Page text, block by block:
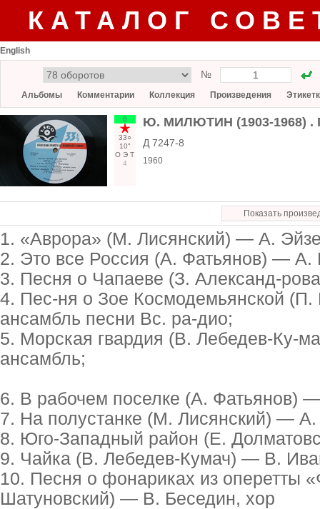
КАТАЛОГ
English
№
Альбомы Комментарии Коллекция Произведения
6
33○
10"
О Э Т
4
Ю. МИЛЮТИН (1903-1968) .
Д 7247-8
1960
Показать
1. «Аврора» (М. Лисянский) — А.
2. Это все Россия (А. Фатьянов) — А.
3. Песня о Чапаеве (З. Александ-
4. Пес-ня о Зое Космодемьянской
ансамбль песни Вс. ра-дио;
5. Морская гвардия (В. Лебедев-Ку-
ансамбль;
6. В рабочем поселке (А. Фатьянов)
7. На полустанке (М. Лисянский) — А.
8. Юго-Западный район (Е.
9. Чайка (В. Лебедев-Кумач) — В.
10. Песня о фонариках из оперетты
Шатуновский) — В. Беседин, хор